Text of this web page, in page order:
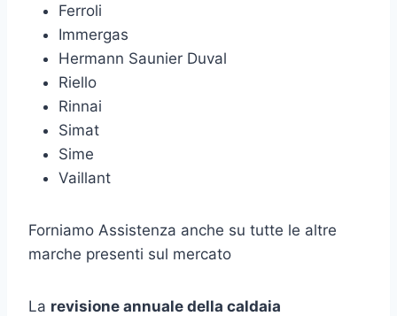
Ferroli
Immergas
Hermann Saunier Duval
Riello
Rinnai
Simat
Sime
Vaillant
Forniamo Assistenza anche su tutte le altre
marche presenti sul mercato
La revisione annuale della caldaia